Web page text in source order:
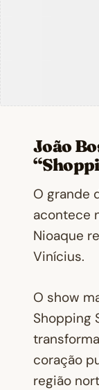
João
O grande
acontece
Nioaque
Vinícius.
O show
Shopping
coração
região